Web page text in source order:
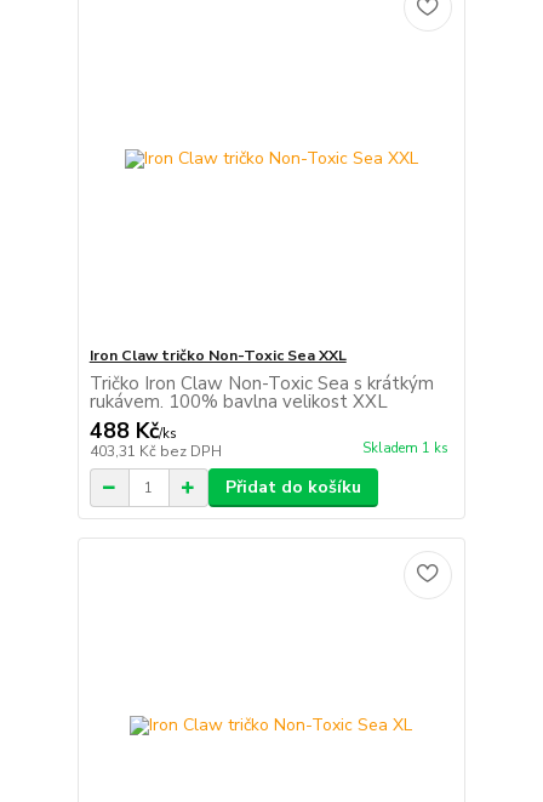
Iron Claw tričko Non-Toxic Sea XXL
Tričko Iron Claw Non-Toxic Sea s krátkým
rukávem. 100% bavlna velikost XXL
488 Kč/ks
403,31 Kč bez DPH Skladem 1 ks
Přidat do košíku